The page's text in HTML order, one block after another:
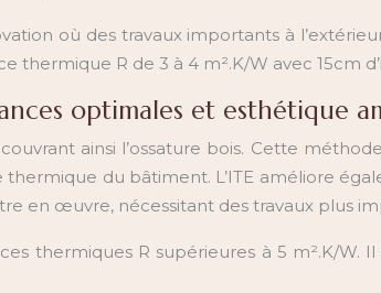
où des travaux importants à
R de 3 à 4 m².K/W avec 15cm
optimales et esthétique
ainsi l’ossature bois. Cette
du bâtiment. L’ITE améliore
en œuvre, nécessitant des travaux plus
thermiques R supérieures à 5 m².K/